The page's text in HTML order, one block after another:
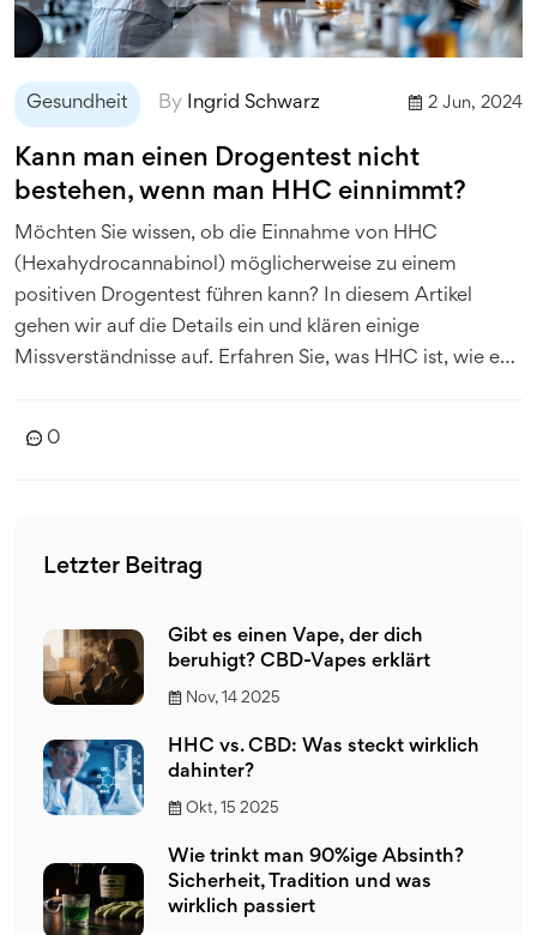
Gesundheit By Ingrid Schwarz 2 Jun, 2024
Kann man einen Drogentest nicht
bestehen, wenn man HHC einnimmt?
Möchten Sie wissen, ob die Einnahme von HHC
(Hexahydrocannabinol) möglicherweise zu einem
positiven Drogentest führen kann? In diesem Artikel
gehen wir auf die Details ein und klären einige
Missverständnisse auf. Erfahren Sie, was HHC ist, wie es
0
Letzter Beitrag
Gibt es einen Vape, der dich
beruhigt? CBD-Vapes erklärt
Nov, 14 2025
HHC vs. CBD: Was steckt wirklich
dahinter?
Okt, 15 2025
Wie trinkt man 90%ige Absinth?
Sicherheit, Tradition und was
wirklich passiert